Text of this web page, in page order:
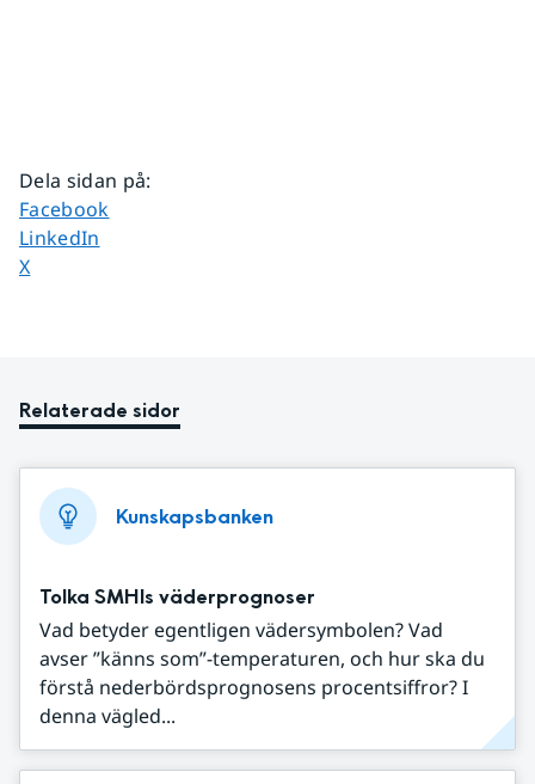
Dela sidan på:
Dela sidan på
Facebook
Dela sidan på
LinkedIn
Dela sidan på
X
Relaterade sidor
Kunskapsbanken
Tolka SMHIs väderprognoser
Vad betyder egentligen vädersymbolen? Vad
avser ”känns som”-temperaturen, och hur ska du
förstå nederbördsprognosens procentsiffror? I
denna vägled...